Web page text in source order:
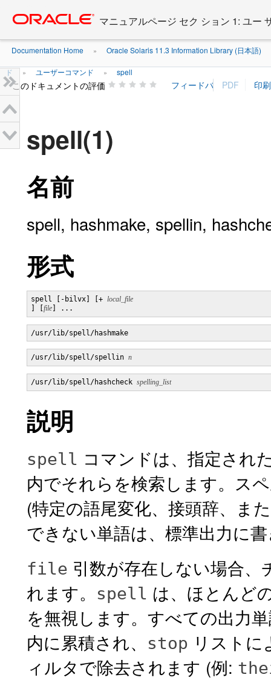
content
マニュアルページ セク ション 1: ユー
Documentation Home » Oracle Solaris 11.3 Information Library (日本語)
ド » ユーザーコマンド » spell
このドキュメントの評価
spell(1)
名前
spell, hashmake, spellin,
形式
spell [-bilvx] [+
file ] ...
/usr/lib/spell/hashmake
/usr/lib/spell/spellin n
/usr/lib/spell/hashcheck spelling_list
説明
spell コマンドは、指定され
内でそれらを検索します。ス
(特定の語尾変化、接頭辞、ま
できない単語は、標準出力に
file 引数が存在しない場合
れます。
spell は、ほとんど
を無視します。すべての出力
内に累積され、
stop リスト
ィルタで除去されます (例: